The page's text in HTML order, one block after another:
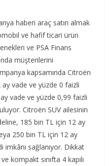
haberi araç satın almak
ve hafif ticari ürün
ve PSA Finans
müşterilerini
kapsamında Citroën
vade ve yüzde 0 faizli
vade ve yüzde 0,99 faizli
Citroën SUV ailesinin
185 bin TL için 12 ay
250 bin TL için 12 ay
sağlanıyor. Dikkat
kompakt sınıfta 4 kapılı